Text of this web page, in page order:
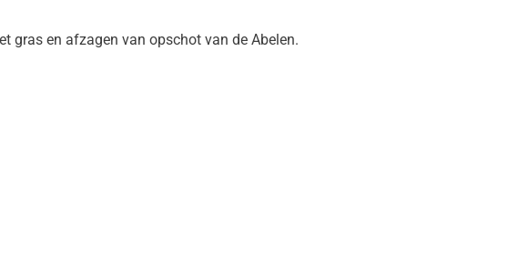
gras en afzagen van opschot van de Abelen.